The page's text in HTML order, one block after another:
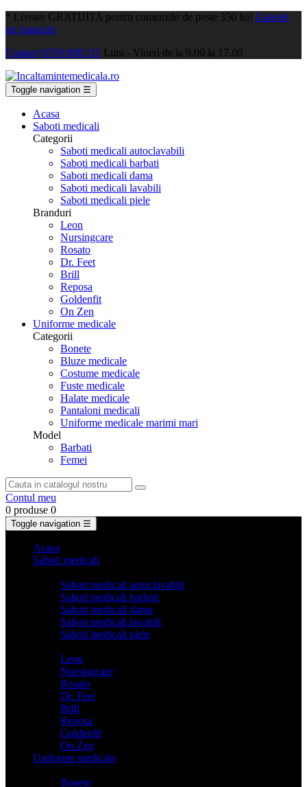
* Livrare GRATUITA pentru comenzile de peste 350 lei! Gaseste
un magazin
Contact 0359 808 111 Luni - Vineri de la 9.00 la 17.00
Toggle navigation ☰
Acasa
Saboti medicali
Categorii
Saboti medicali autoclavabili
Saboti medicali barbati
Saboti medicali dama
Saboti medicali lavabili
Saboti medicali piele
Branduri
Leon
Nursingcare
Rosato
Dr. Feet
Brill
Reposa
Goldenfit
On Zen
Uniforme medicale
Categorii
Bonete
Bluze medicale
Costume medicale
Fuste medicale
Halate medicale
Pantaloni medicali
Uniforme medicale marimi mari
Model
Barbati
Femei
Contul meu
0 produse 0
Toggle navigation ☰
Acasa
Saboti medicali
Saboti medicali autoclavabili
Saboti medicali barbati
Saboti medicali dama
Saboti medicali lavabili
Saboti medicali piele
Leon
Nursingcare
Rosato
Dr. Feet
Brill
Reposa
Goldenfit
On Zen
Uniforme medicale
Bonete